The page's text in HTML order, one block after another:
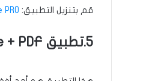
قم بتنزيل التطبيق:
5.تطبيق WPS Office + PDF أحد أفضل التطبيقات التعليمية